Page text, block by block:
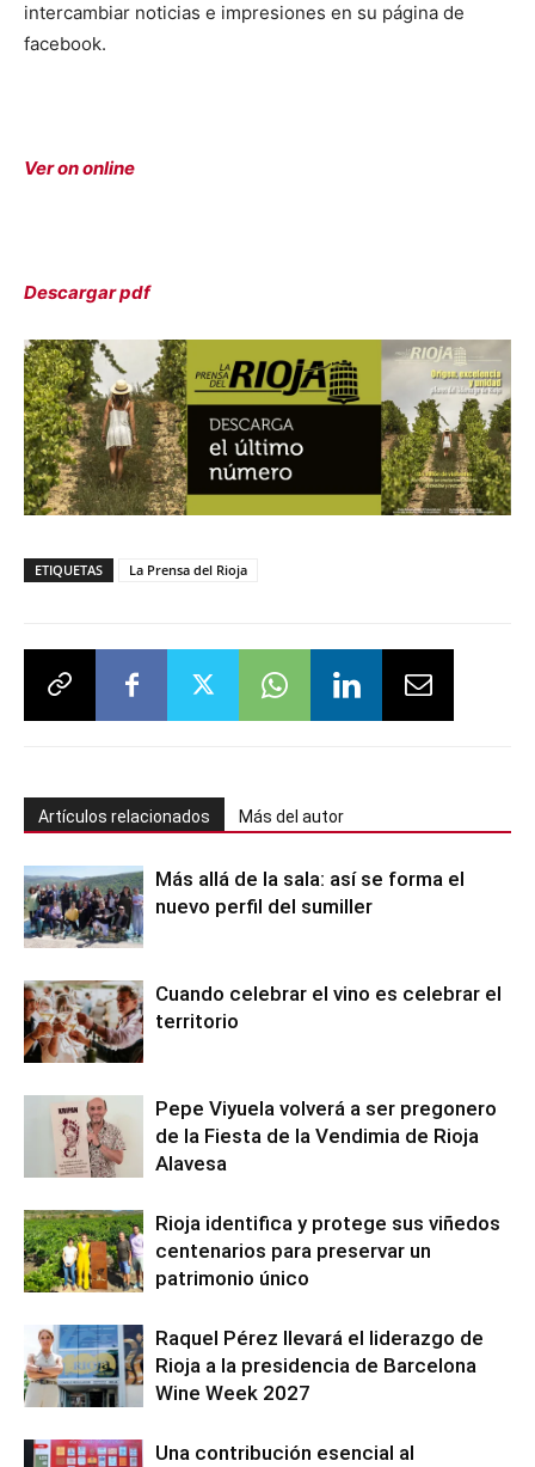
intercambiar noticias e impresiones en su página de
facebook.
Ver on online
Descargar pdf
ETIQUETAS La Prensa del Rioja
Artículos relacionados Más del autor
Más allá de la sala: así se forma el
nuevo perfil del sumiller
Cuando celebrar el vino es celebrar el
territorio
Pepe Viyuela volverá a ser pregonero
de la Fiesta de la Vendimia de Rioja
Alavesa
Rioja identifica y protege sus viñedos
centenarios para preservar un
patrimonio único
Raquel Pérez llevará el liderazgo de
Rioja a la presidencia de Barcelona
Wine Week 2027
Una contribución esencial al